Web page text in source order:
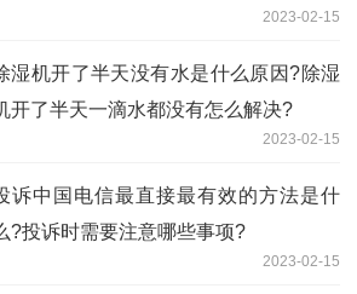
2023-02-15
湿机开了半天没有水是什么原因?除湿
开了半天一滴水都没有怎么解决?
2023-02-15
诉中国电信最直接最有效的方法是什
?投诉时需要注意哪些事项?
2023-02-15